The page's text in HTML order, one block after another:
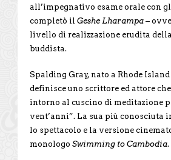
all’impegnativo esame orale con
completò il Geshe Lharampa –
livello di realizzazione erudita
buddista.
Spalding Gray, nato a Rhode Island
definisce uno scrittore ed attore
intorno al cuscino di meditazione
vent’anni”. La sua più conosciuta
lo spettacolo e la versione
monologo Swimming to Cambodia.